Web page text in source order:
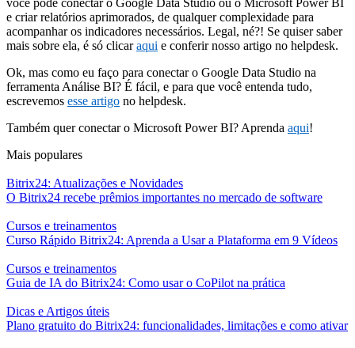
você pode conectar o Google Data Studio ou o Microsoft Power BI
e criar relatórios aprimorados, de qualquer complexidade para
acompanhar os indicadores necessários. Legal, né?! Se quiser saber
mais sobre ela, é só clicaraqui e conferir nosso artigo no helpdesk.
Ok, mas como eu faço para conectar o Google Data Studio na
ferramenta Análise BI? É fácil, e para que você entenda tudo,
escrevemos esse artigo no helpdesk.
Também quer conectar o Microsoft Power BI? Aprenda aqui!
Mais populares
Bitrix24: Atualizações e Novidades
O Bitrix24 recebe prêmios importantes no mercado de software
Cursos e treinamentos
Curso Rápido Bitrix24: Aprenda a Usar a Plataforma em 9 Vídeos
Cursos e treinamentos
Guia de IA do Bitrix24: Como usar o CoPilot na prática
Dicas e Artigos úteis
Plano gratuito do Bitrix24: funcionalidades, limitações e como ativar